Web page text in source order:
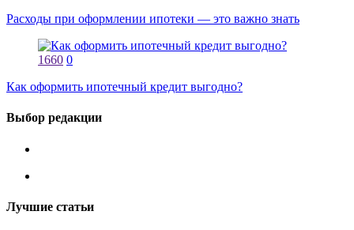
Расходы при оформлении ипотеки — это важно знать
1660 0
Как оформить ипотечный кредит выгодно?
Выбор редакции
Лучшие статьи